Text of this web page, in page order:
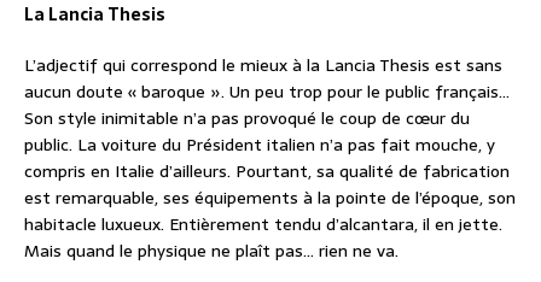
La Lancia Thesis
L’adjectif qui correspond le mieux à la Lancia Thesis est sans
aucun doute « baroque ». Un peu trop pour le public français…
Son style inimitable n’a pas provoqué le coup de cœur du
public. La voiture du Président italien n’a pas fait mouche, y
compris en Italie d’ailleurs. Pourtant, sa qualité de fabrication
est remarquable, ses équipements à la pointe de l’époque, son
habitacle luxueux. Entièrement tendu d’alcantara, il en jette.
Mais quand le physique ne plaît pas… rien ne va.